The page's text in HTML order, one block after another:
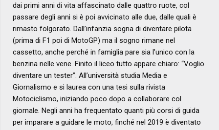
dai primi anni di vita affascinato dalle quattro ruote, col
passare degli anni si è poi avvicinato alle due, dalle quali è
rimasto folgorato. Dall’infanzia sogna di diventare pilota
(prima di F1 poi di MotoGP) ma il sogno rimane nel
cassetto, anche perché in famiglia pare sia l’unico con la
benzina nelle vene. Finito il liceo tutto appare chiaro: “Voglio
diventare un tester”. All’università studia Media e
Giornalismo e si laurea con una tesi sulla rivista
Motociclismo, iniziando poco dopo a collaborare col
giornale. Negli anni ha frequentato quanti più corsi di guida
per imparare a guidare le moto, finché nel 2019 è diventato